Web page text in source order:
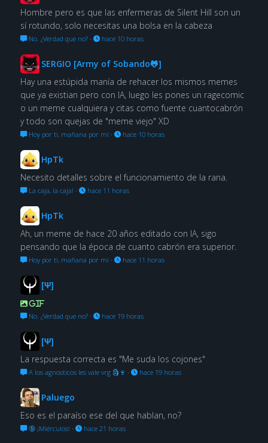
Hombre pero es que las enfermeras de Silent Hill son un
sí rotundo, solo necesitas una bolsa en la cabeza
No. ¿Verdad que no?· hace 10 horas
SERGIO [Army of Sobando🐸]
Hay una estúpida manía de rehacer los mismos memes
que ya existian pero con IA, luego les pones un ragecomic
o un meme cualquiera y citas como fuente cuantocabrón
y todo son quejas de "meme viejo" XD
Hoy por ti, mañana por mí· hace 10 horas
HpTk
Necesito detalles sobre el funcionamiento de la rana.
La caja, la caja! · hace 11 horas
HpTk
Ah, un meme de hace 20 años editado con IA, sigo
pensando que la época de cuanto cabrón era superior.
Hoy por ti, mañana por mí· hace 11 horas
[Ψ]
GIF
No. ¿Verdad que no?· hace 19 horas
[Ψ]
La respuesta correcta es "Me suda los cojones"
A los agnosticos les vale vrg 🗿🍷 · hace 19 horas
Paluego
Eso es el paraíso ese del que hablan, no?
🔞 ¡Miérculos! · hace 21 horas